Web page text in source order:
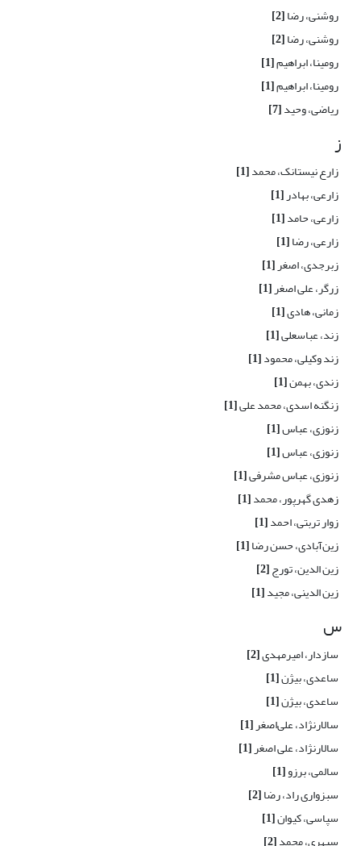
روشنی، رضا[2]
روشنی، رضا[2]
رومینا، ابراهیم[1]
رومینا، ابراهیم[1]
ریاضی، وحید[7]
ز
زارع نیستانک، محمد[1]
زارعی، بهادر[1]
زارعی، حامد[1]
زارعی، رضا[1]
زبرجدی، اصغر[1]
زرگر، علی اصغر[1]
زمانی، هادی[1]
زند، عباسعلی[1]
زند وکیلی، محمود[1]
زندی، بهمن[1]
زنگنه اسدی، محمد علی[1]
زنوزی، عباس[1]
زنوزی، عباس[1]
زنوزی، عباس مشرفی[1]
زهدی گهرپور، محمد[1]
زوار تربتی، احمد[1]
زین‌آبادی، حسن رضا[1]
زین الدین، تورج[2]
زین الدینی، مجید[1]
س
سازدار، امیرمهدی[2]
ساعدی، بیژن[1]
ساعدی، بیژن[1]
سالارنژاد، علی‌اصغر[1]
سالارنژاد، علی اصغر[1]
سالمی، برزو[1]
سبزواری راد، رضا[2]
سپاسی، کیوان[1]